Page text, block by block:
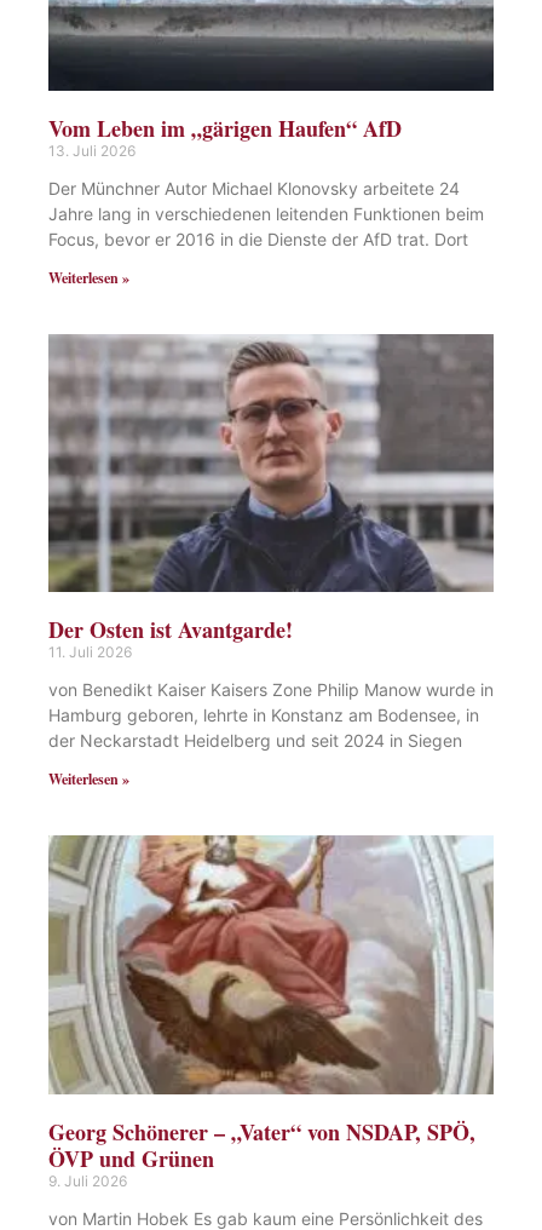
Vom Leben im „gärigen Haufen“ AfD
13. Juli 2026
Der Münchner Autor Michael Klonovsky arbeitete 24
Jahre lang in verschiedenen leitenden Funktionen beim
Focus, bevor er 2016 in die Dienste der AfD trat. Dort
Weiterlesen »
Der Osten ist Avantgarde!
11. Juli 2026
von Benedikt Kaiser Kaisers Zone Philip Manow wurde in
Hamburg geboren, lehrte in Konstanz am Bodensee, in
der Neckarstadt Heidelberg und seit 2024 in Siegen
Weiterlesen »
Georg Schönerer – „Vater“ von NSDAP, SPÖ,
ÖVP und Grünen
9. Juli 2026
von Martin Hobek Es gab kaum eine Persönlichkeit des